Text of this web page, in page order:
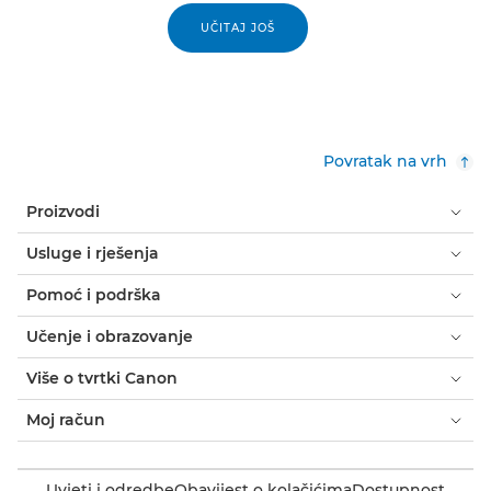
UČITAJ JOŠ
Povratak na vrh
Proizvodi
Usluge i rješenja
Pomoć i podrška
Učenje i obrazovanje
Više o tvrtki Canon
Moj račun